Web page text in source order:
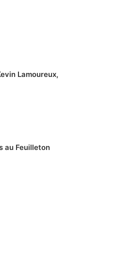
Lamoureux,
au Feuilleton